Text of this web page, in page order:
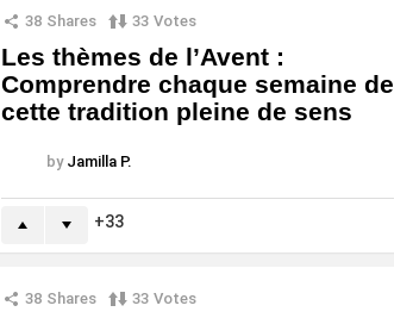
38 Shares 33 Votes
Les thèmes de l’Avent :
Comprendre chaque semaine de
cette tradition pleine de sens
by Jamilla P.
33
38 Shares 33 Votes